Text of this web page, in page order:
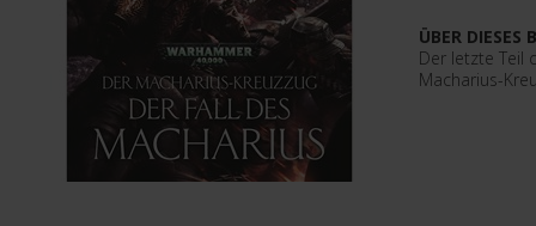
ÜBER DIESES
Der letzte Teil
Macharius-